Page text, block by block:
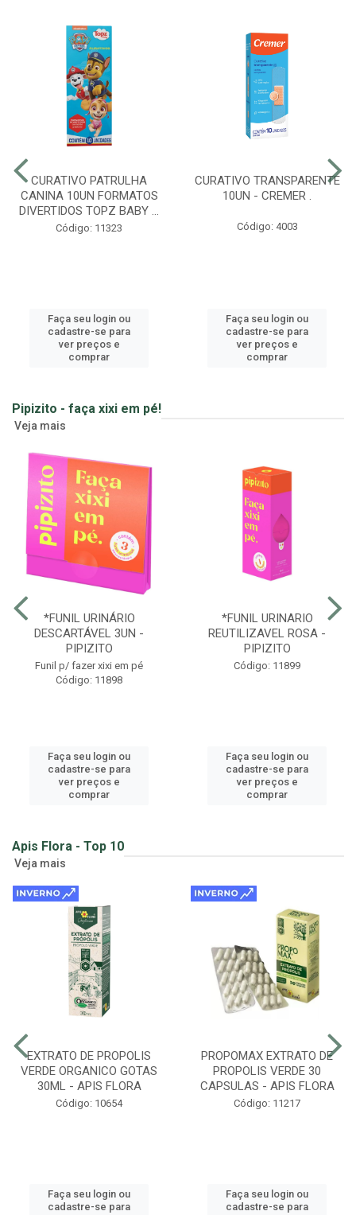
CURATIVO PATRULHA
CANINA 10UN FORMATOS
DIVERTIDOS TOPZ BABY ...
Código: 11323
Faça seu login ou
cadastre-se para
ver preços e
comprar
CURATIVO TRANSPARENTE
10UN - CREMER .
Código: 4003
Faça seu login ou
cadastre-se para
ver preços e
comprar
Pipizito - faça xixi em pé!
Veja mais
*FUNIL URINÁRIO
DESCARTÁVEL 3UN -
PIPIZITO
Funil p/ fazer xixi em pé
Código: 11898
Faça seu login ou
cadastre-se para
ver preços e
comprar
*FUNIL URINARIO
REUTILIZAVEL ROSA -
PIPIZITO
Código: 11899
Faça seu login ou
cadastre-se para
ver preços e
comprar
Apis Flora - Top 10
Veja mais
EXTRATO DE PROPOLIS
VERDE ORGANICO GOTAS
30ML - APIS FLORA
Código: 10654
Faça seu login ou
cadastre-se para
PROPOMAX EXTRATO DE
PROPOLIS VERDE 30
CAPSULAS - APIS FLORA
Código: 11217
Faça seu login ou
cadastre-se para